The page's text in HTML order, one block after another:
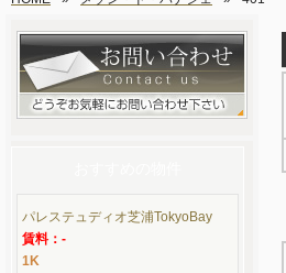
パレステュディオ芝浦TokyoBay
賃料：-
1K